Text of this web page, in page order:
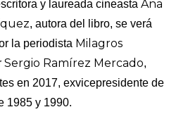
y laureada cineastaAna
, autora del libro, se verá
la periodista Milagros
Sergio Ramírez Mercado,
en 2017, exvicepresidente de
1985 y 1990.